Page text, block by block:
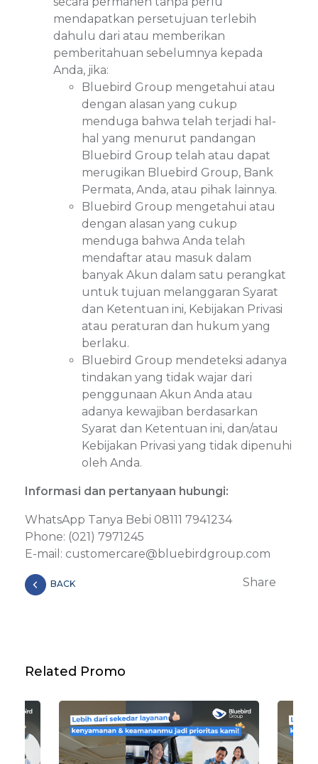
mendapatkan persetujuan terlebih
dahulu dari atau memberikan
pemberitahuan sebelumnya kepada
Anda, jika:
Bluebird Group mengetahui atau
dengan alasan yang cukup
menduga bahwa telah terjadi hal-
hal yang menurut pandangan
Bluebird Group telah atau dapat
merugikan Bluebird Group, Bank
Permata, Anda, atau pihak lainnya.
Bluebird Group mengetahui atau
dengan alasan yang cukup
menduga bahwa Anda telah
mendaftar atau masuk dalam
banyak Akun dalam satu perangkat
untuk tujuan melanggaran Syarat
dan Ketentuan ini, Kebijakan Privasi
atau peraturan dan hukum yang
berlaku.
Bluebird Group mendeteksi adanya
tindakan yang tidak wajar dari
penggunaan Akun Anda atau
adanya kewajiban berdasarkan
Syarat dan Ketentuan ini, dan/atau
Kebijakan Privasi yang tidak dipenuhi
oleh Anda.
Informasi dan pertanyaan hubungi:
WhatsApp Tanya Bebi 08111 7941234
Phone: (021) 7971245
E-mail: customercare@bluebirdgroup.com
BACK Share
Related Promo